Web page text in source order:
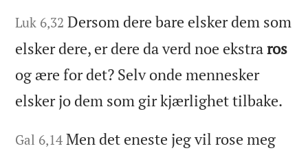
Luk 6,32 Dersom dere bare elsker dem som
elsker dere, er dere da verd noe ekstraros
og ære for det? Selv onde mennesker
elsker jo dem som gir kjærlighet tilbake.
Gal 6,14 Men det eneste jeg vil rose meg